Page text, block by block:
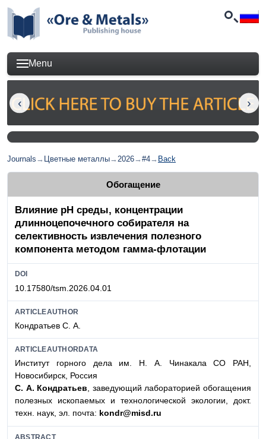
Menu
Journals → Цветные металлы→2026→#4→ Back
Обогащение
Влияние рН среды, концентрации
длинноцепочечного собирателя на
селективность извлечения полезного
компонента методом гамма-флотации
DOI
10.17580/tsm.2026.04.01
ARTICLEAUTHOR
Кондратьев С. А.
ARTICLEAUTHORDATA
Институт горного дела им. Н. А. Чинакала СО РАН,
Новосибирск, Россия
С. А. Кондратьев, заведующий лабораторией обогащения
полезных ископаемых и технологической экологии, докт.
техн. наук, эл. почта: kondr@misd.ru
ABSTRACT